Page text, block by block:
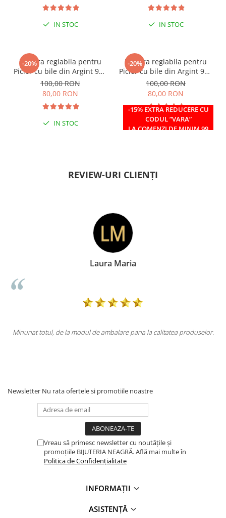
IN STOC IN STOC
-20%
Bratara reglabila pentru
Picior cu bile din Argint 925
si margele Miyuki rosii
100,00 RON
80,00 RON
IN STOC
-20%
-15% EXTRA REDUCERE CU
CODUL ”VARA”
LA COMENZI DE MINIM 99
Bratara reglabila pentru
Picior cu bile din Argint 925
si margele Miyuki verzi
100,00 RON
80,00 RON
IN STOC
REVIEW-URI CLIENȚI
pana la calitatea produselor.
Totul la superlativ! Produsul, fix
Newsletter Nu rata ofertele si promotiile noastre
Vreau să primesc newsletter cu noutățile și
promoțiile BIJUTERIA NEAGRĂ. Află mai multe în
Politica de Confidențialitate
INFORMAȚII
ASISTENȚĂ